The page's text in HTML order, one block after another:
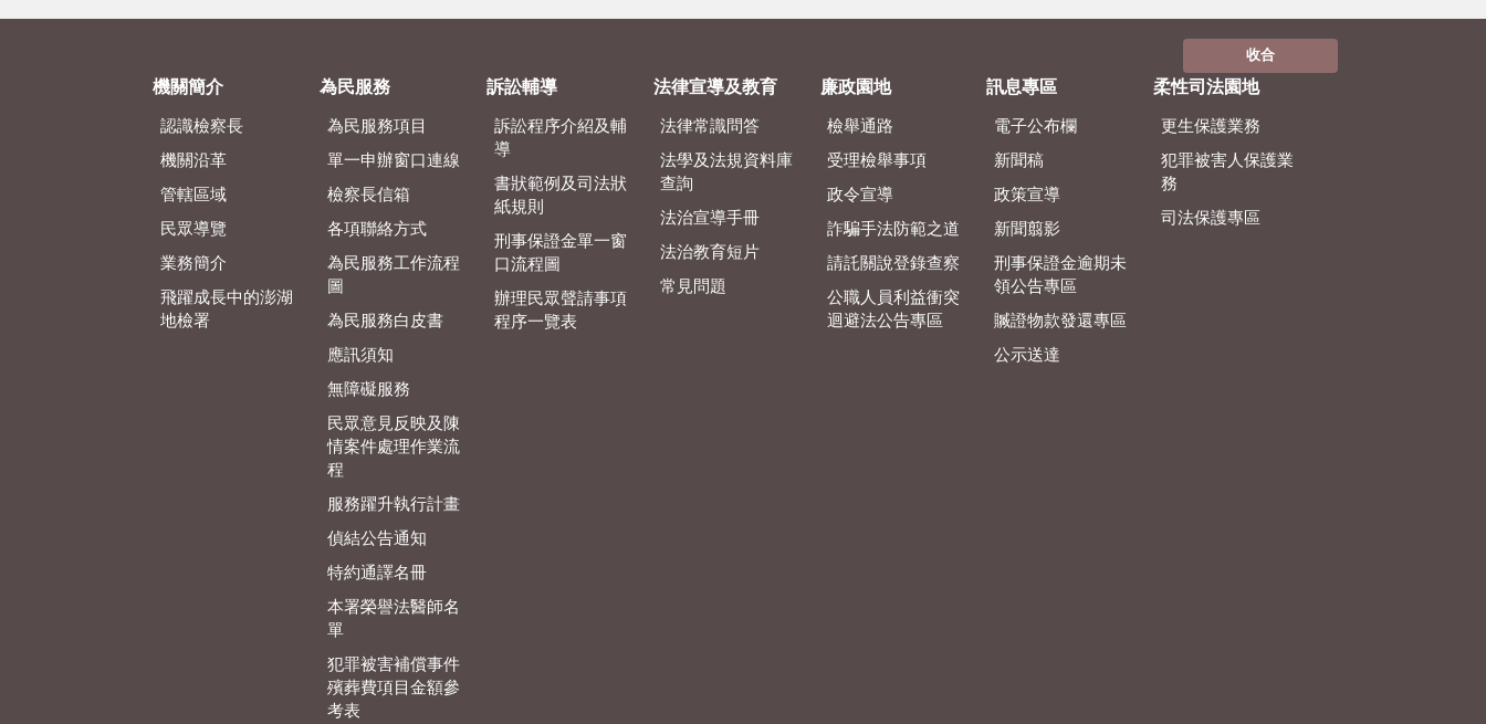
收合
機關簡介
認識檢察長
機關沿革
管轄區域
民眾導覽
業務簡介
飛躍成長中的澎湖
地檢署
為民服務
為民服務項目
單一申辦窗口連線
檢察長信箱
各項聯絡方式
為民服務工作流程
圖
為民服務白皮書
應訊須知
無障礙服務
民眾意見反映及陳
情案件處理作業流
程
服務躍升執行計畫
偵結公告通知
特約通譯名冊
本署榮譽法醫師名
單
犯罪被害補償事件
殯葬費項目金額參
考表
訴訟輔導
訴訟程序介紹及輔
導
書狀範例及司法狀
紙規則
刑事保證金單一窗
口流程圖
辦理民眾聲請事項
程序一覽表
法律宣導及教育
法律常識問答
法學及法規資料庫
查詢
法治宣導手冊
法治教育短片
常見問題
廉政園地
檢舉通路
受理檢舉事項
政令宣導
詐騙手法防範之道
請託關說登錄查察
公職人員利益衝突
迴避法公告專區
訊息專區
電子公布欄
新聞稿
政策宣導
新聞翦影
刑事保證金逾期未
領公告專區
贓證物款發還專區
公示送達
柔性司法園地
更生保護業務
犯罪被害人保護業
務
司法保護專區